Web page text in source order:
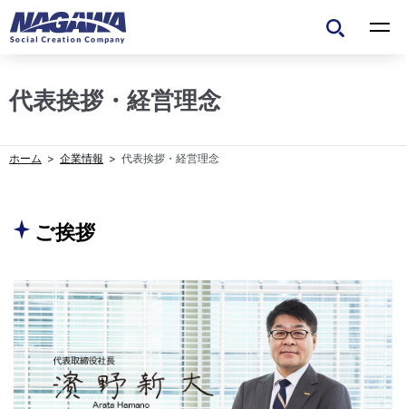
代表挨拶・経営理念
企業情報 代表挨拶・経営理念
ご挨拶